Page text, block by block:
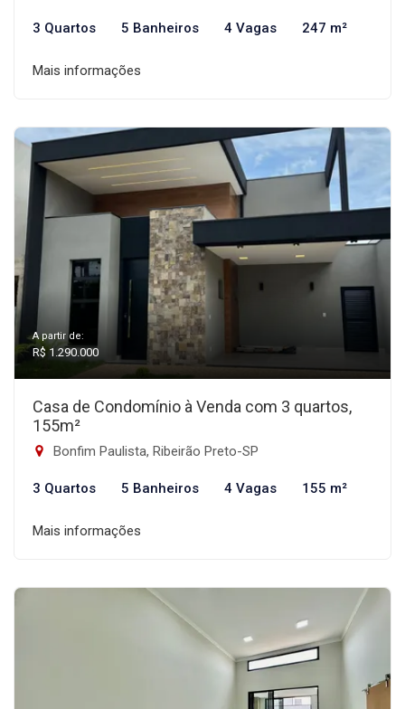
3 Quartos 5 Banheiros 4 Vagas 247 m²
Mais informações
A partir de:
R$ 1.290.000
Casa de Condomínio à Venda com 3 quartos,
155m²
Bonfim Paulista, Ribeirão Preto-SP
3 Quartos 5 Banheiros 4 Vagas 155 m²
Mais informações